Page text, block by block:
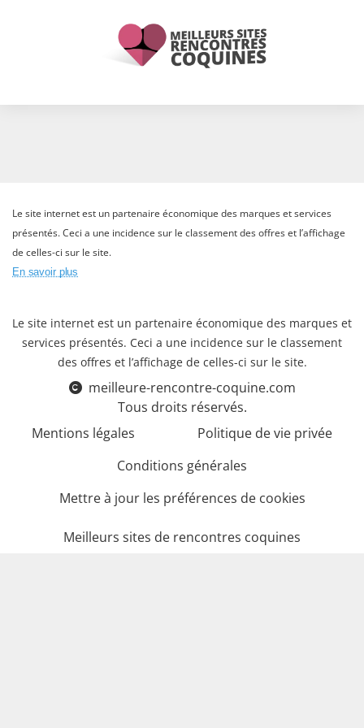
Le site internet est un partenaire économique des marques et services
présentés. Ceci a une incidence sur le classement des offres et l’affichage
de celles-ci sur le site.
En savoir plus
Le site internet est un partenaire économique des marques et
services présentés. Ceci a une incidence sur le classement
des offres et l’affichage de celles-ci sur le site.
meilleure-rencontre-coquine.com
Tous droits réservés.
Mentions légales
Politique de vie privée
Conditions générales
Mettre à jour les préférences de cookies
Meilleurs sites de rencontres coquines